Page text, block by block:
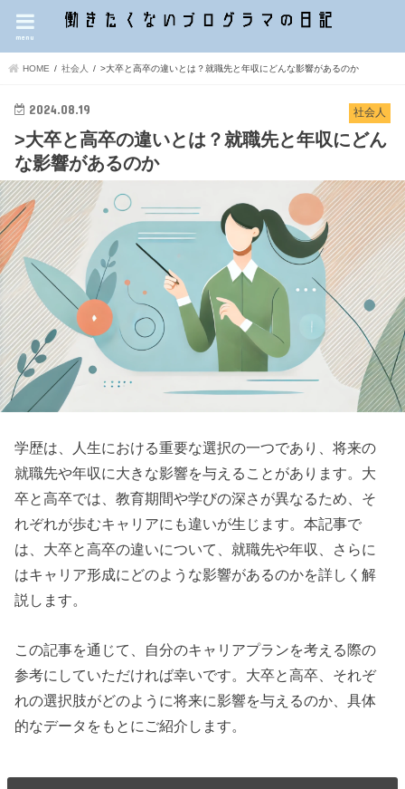
menu
HOME 社会人 >大卒と高卒の違いとは？就職先と年収にどんな影響があるのか
社会人
2024.08.19
>大卒と高卒の違いとは？就職先と年収にどん
な影響があるのか
学歴は、人生における重要な選択の一つであり、将来の
就職先や年収に大きな影響を与えることがあります。大
卒と高卒では、教育期間や学びの深さが異なるため、そ
れぞれが歩むキャリアにも違いが生じます。本記事で
は、大卒と高卒の違いについて、就職先や年収、さらに
はキャリア形成にどのような影響があるのかを詳しく解
説します。
この記事を通じて、自分のキャリアプランを考える際の
参考にしていただければ幸いです。大卒と高卒、それぞ
れの選択肢がどのように将来に影響を与えるのか、具体
的なデータをもとにご紹介します。